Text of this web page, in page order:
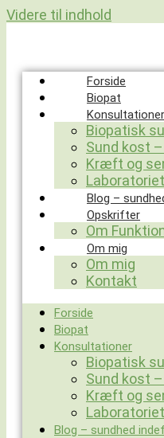
Videre til indhold
Forside
Biopat
Konsultationer
Biopatisk
Sund kost
Kræft og
Blog –
Opskrifter
Om
Om mig
Om mig
Kontakt
Forside
Biopat
Konsultationer
Biopatisk
Sund kost
Kræft og
Blog – sundhed